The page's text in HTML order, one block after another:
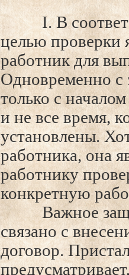
I.В
целью проверки
работник для
Одновременно с
только с
и не все время,
установлены.
работника, она
работнику
конкретную
Важное
связано с
договор.